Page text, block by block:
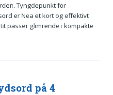
Tyngdepunkt for
er Nea et kort og effektivt
passer glimrende i kompakte
på 4